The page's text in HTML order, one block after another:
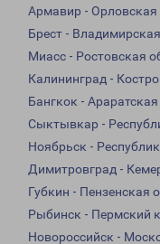
Армавир - Орловская
Брест -
Миасс - Ростовская
Калининград -
Бангкок -
Сыктывкар -
Ноябрьск -
Димитровград -
Губкин - Пензенская
Рыбинск - Пермский
Новороссийск -